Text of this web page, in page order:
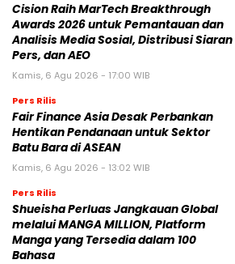
Cision Raih MarTech Breakthrough
Awards 2026 untuk Pemantauan dan
Analisis Media Sosial, Distribusi Siaran
Pers, dan AEO
Kamis, 6 Agu 2026 - 17:00 WIB
Pers Rilis
Fair Finance Asia Desak Perbankan
Hentikan Pendanaan untuk Sektor
Batu Bara di ASEAN
Kamis, 6 Agu 2026 - 13:02 WIB
Pers Rilis
Shueisha Perluas Jangkauan Global
melalui MANGA MILLION, Platform
Manga yang Tersedia dalam 100
Bahasa